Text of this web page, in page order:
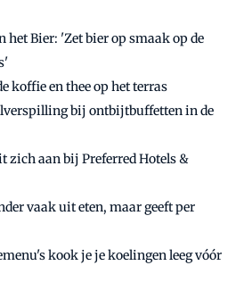
het Bier: 'Zet bier op smaak op de
koffie en thee op het terras
bij ontbijtbuffetten in de
zich aan bij Preferred Hotels &
vaak uit eten, maar geeft per
kook je je koelingen leeg vóór